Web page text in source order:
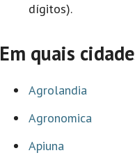
dígitos).
Em quais
Agrolandia
Agronomica
Apiuna